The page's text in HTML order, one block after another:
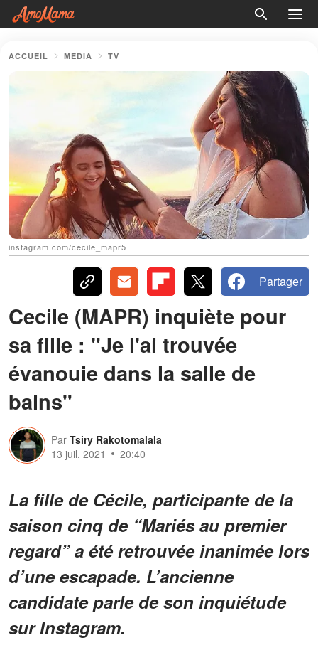
ACCUEIL MEDIA TV
instagram.com/cecile_mapr5
Partager
Cecile (MAPR) inquiète pour
sa fille : "Je l'ai trouvée
évanouie dans la salle de
bains"
Par Tsiry Rakotomalala
13 juil. 2021
20:40
La fille de Cécile, participante de la
saison cinq de “Mariés au premier
regard” a été retrouvée inanimée lors
d’une escapade. L’ancienne
candidate parle de son inquiétude
sur Instagram.